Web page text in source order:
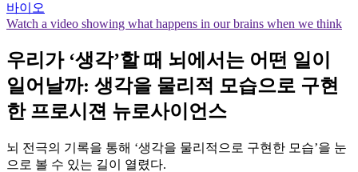
바이오
Watch a video showing what happens in our brains when we think
우리가 ‘생각’할 때 뇌에서는 어떤 일이
일어날까: 생각을 물리적 모습으로 구현
한 프로시젼 뉴로사이언스
뇌 전극의 기록을 통해 ‘생각을 물리적으로 구현한 모습’을 눈
으로 볼 수 있는 길이 열렸다.